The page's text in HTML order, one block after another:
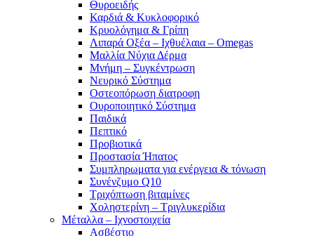
Θυροειδής
Καρδιά & Κυκλοφορικό
Κρυολόγημα & Γρίπη
Λιπαρά Οξέα – Ιχθυέλαια – Omegas
Μαλλία Νύχια Δέρμα
Μνήμη – Συγκέντρωση
Νευρικό Σύστημα
Οστεοπόρωση διατροφη
Ουροποιητικό Σύστημα
Παιδικά
Πεπτικό
Προβιοτικά
Προστασία Ήπατος
Συμπληρωματα για ενέργεια & τόνωση
Συνένζυμο Q10
Τριχόπτωση βιταμίνες
Χοληστερίνη – Τριγλυκερίδια
Μέταλλα – Ιχνοστοιχεία
Ασβέστιο